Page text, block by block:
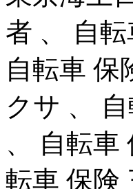
者 、 自
自転車 保
クサ 、
、 自転車
転車 保険